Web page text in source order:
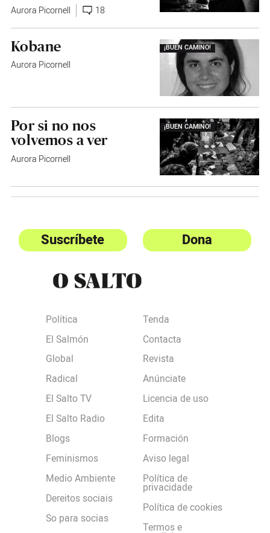
Aurora Picornell 18
¡BUEN CAMINO!
Kobane
Aurora Picornell
¡BUEN CAMINO!
Por si no nos
volvemos a ver
Aurora Picornell
Suscríbete Dona
Política
El Salmón
Global
Radical
El Salto TV
El Salto Radio
Blogs
Feminismos
Medio Ambiente
Dereitos sociais
So para socias
Tenda
Contacta
Revista
Anúnciate
Licencia de uso
Edita
Formación
Aviso legal
Política de
privacidade
Política de cookies
Termos e